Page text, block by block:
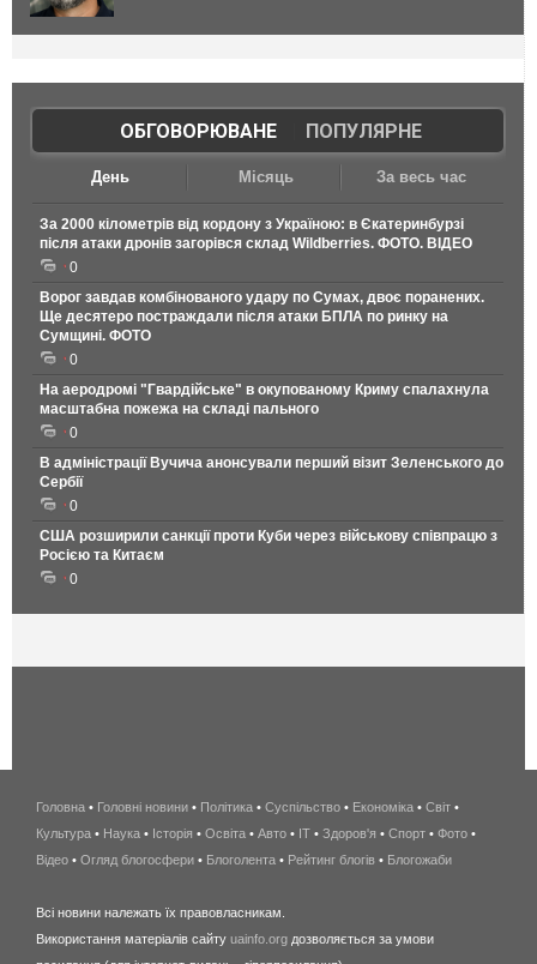
ОБГОВОРЮВАНЕ| ПОПУЛЯРНЕ
День Місяць За весь час
За 2000 кілометрів від кордону з Україною: в Єкатеринбурзі
після атаки дронів загорівся склад Wildberries. ФОТО. ВІДЕО
0
Ворог завдав комбінованого удару по Сумах, двоє поранених.
Ще десятеро постраждали після атаки БПЛА по ринку на
Сумщині. ФОТО
0
На аеродромі "Гвардійське" в окупованому Криму спалахнула
масштабна пожежа на складі пального
0
В адміністрації Вучича анонсували перший візит Зеленського до
Сербії
0
США розширили санкції проти Куби через військову співпрацю з
Росією та Китаєм
0
беспроводной
интернет
киев
wimax
Головна • Головні новини • Політика • Суспільство • Економіка • Світ •
Культура • Наука • Історія • Освіта • Авто • IT • Здоров'я • Спорт • Фото •
Відео • Огляд блогосфери • Блоголента • Рейтинг блогів • Блогожаби
Всі новини належать їх правовласникам.
Використання матеріалів сайту uainfo.org дозволяється за умови